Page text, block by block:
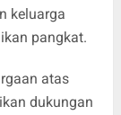
keluarga
pangkat.
atas
dukungan